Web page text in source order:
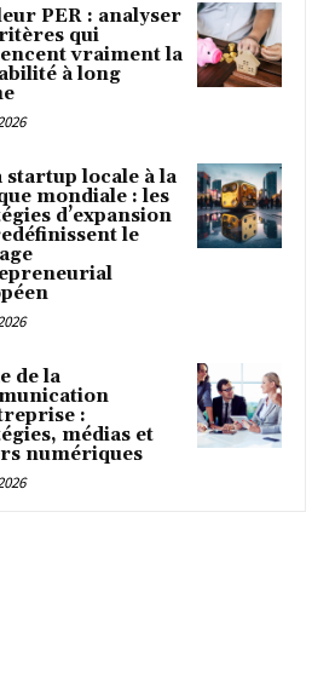
PER : analyser
qui
vraiment la
à long
startup locale à la
mondiale : les
d’expansion
le
de la
:
médias et
numériques